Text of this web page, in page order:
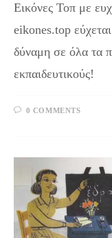
Εικόνες Τοπ με
eikones.top
δύναμη σε όλα τα
0 COMMENTS